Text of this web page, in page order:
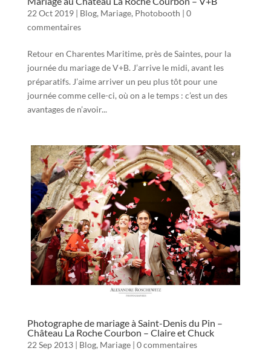
22 Oct 2019| Blog, Mariage, Photobooth | 0
commentaires
Retour en Charentes Maritime, près de Saintes, pour la
journée du mariage de V+B. J’arrive le midi, avant les
préparatifs. J’aime arriver un peu plus tôt pour une
journée comme celle-ci, où on a le temps : c’est un des
avantages de n’avoir...
Photographe de mariage à Saint-Denis du Pin –
Château La Roche Courbon – Claire et Chuck
22 Sep 2013| Blog, Mariage| 0 commentaires